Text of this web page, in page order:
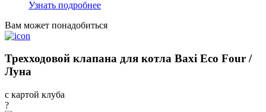
Узнать подробнее
Вам может понадобиться
Трехходовой клапана для котла Baxi Eco Four /
Луна
с картой клуба
?